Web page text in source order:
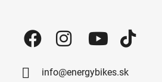
info@energybikes.sk